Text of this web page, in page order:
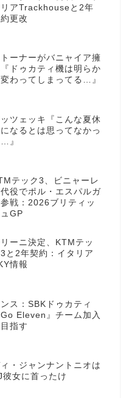
リアTrackhouseと2年
更改
ーナーがバニャイア擁
ドゥカティ機は明らか
わってしまってる…』
ツェッキ『こんな夏休
なるとは思ってなかっ
』
テック3、ビニャーレ
役でポル・エスパルガ
参戦：2026ブリティッ
GP
ーニ決定、KTMテッ
と2年契約：イタリア
情報
ンス：SBKドゥカティ
Go Eleven』チーム加入
指す
・ジャンナントニオは
彼女に首ったけ